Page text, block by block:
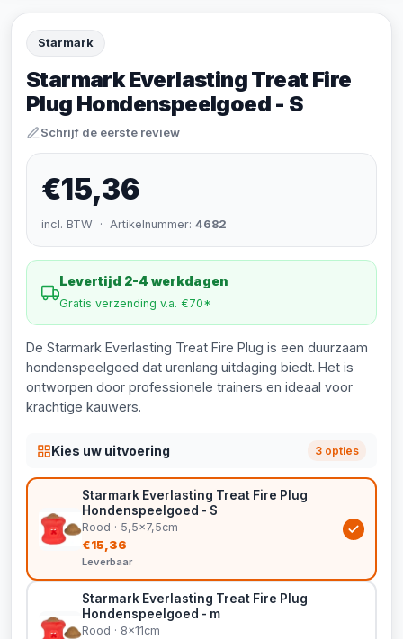
Starmark
Starmark Everlasting Treat Fire
Plug Hondenspeelgoed - S
Schrijf de eerste review
€15,36
incl. BTW · Artikelnummer: 4682
Levertijd 2-4 werkdagen
Gratis verzending v.a. €70*
De Starmark Everlasting Treat Fire Plug is een duurzaam
hondenspeelgoed dat urenlang uitdaging biedt. Het is
ontworpen door professionele trainers en ideaal voor
krachtige kauwers.
Kies uw uitvoering 3 opties
Starmark Everlasting Treat Fire Plug
Hondenspeelgoed - S
Rood · 5,5x7,5cm
€15,36
Leverbaar
Starmark Everlasting Treat Fire Plug
Hondenspeelgoed - m
Rood · 8x11cm